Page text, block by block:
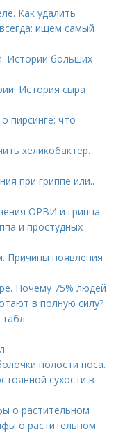
Как удалить
ищем самый
Истории больших
История сыра
пирсинге: что
хеликобактер.
при гриппе или..
ОРВИ и гриппа.
и простудных
Причины появления
Почему 75% людей
в полную силу?
полости носа.
сухости в
о растительном
о растительном